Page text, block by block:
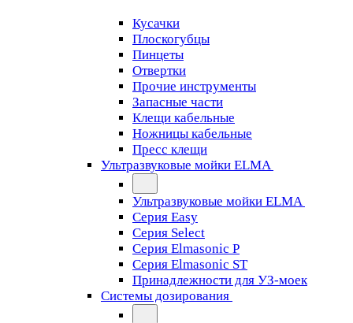
Кусачки
Плоскогубцы
Пинцеты
Отвертки
Прочие инструменты
Запасные части
Клещи кабельные
Ножницы кабельные
Пресс клещи
Ультразвуковые мойки ELMA
Ультразвуковые мойки ELMA
Серия Easy
Серия Select
Серия Elmasonic P
Серия Elmasonic ST
Принадлежности для УЗ-моек
Системы дозирования